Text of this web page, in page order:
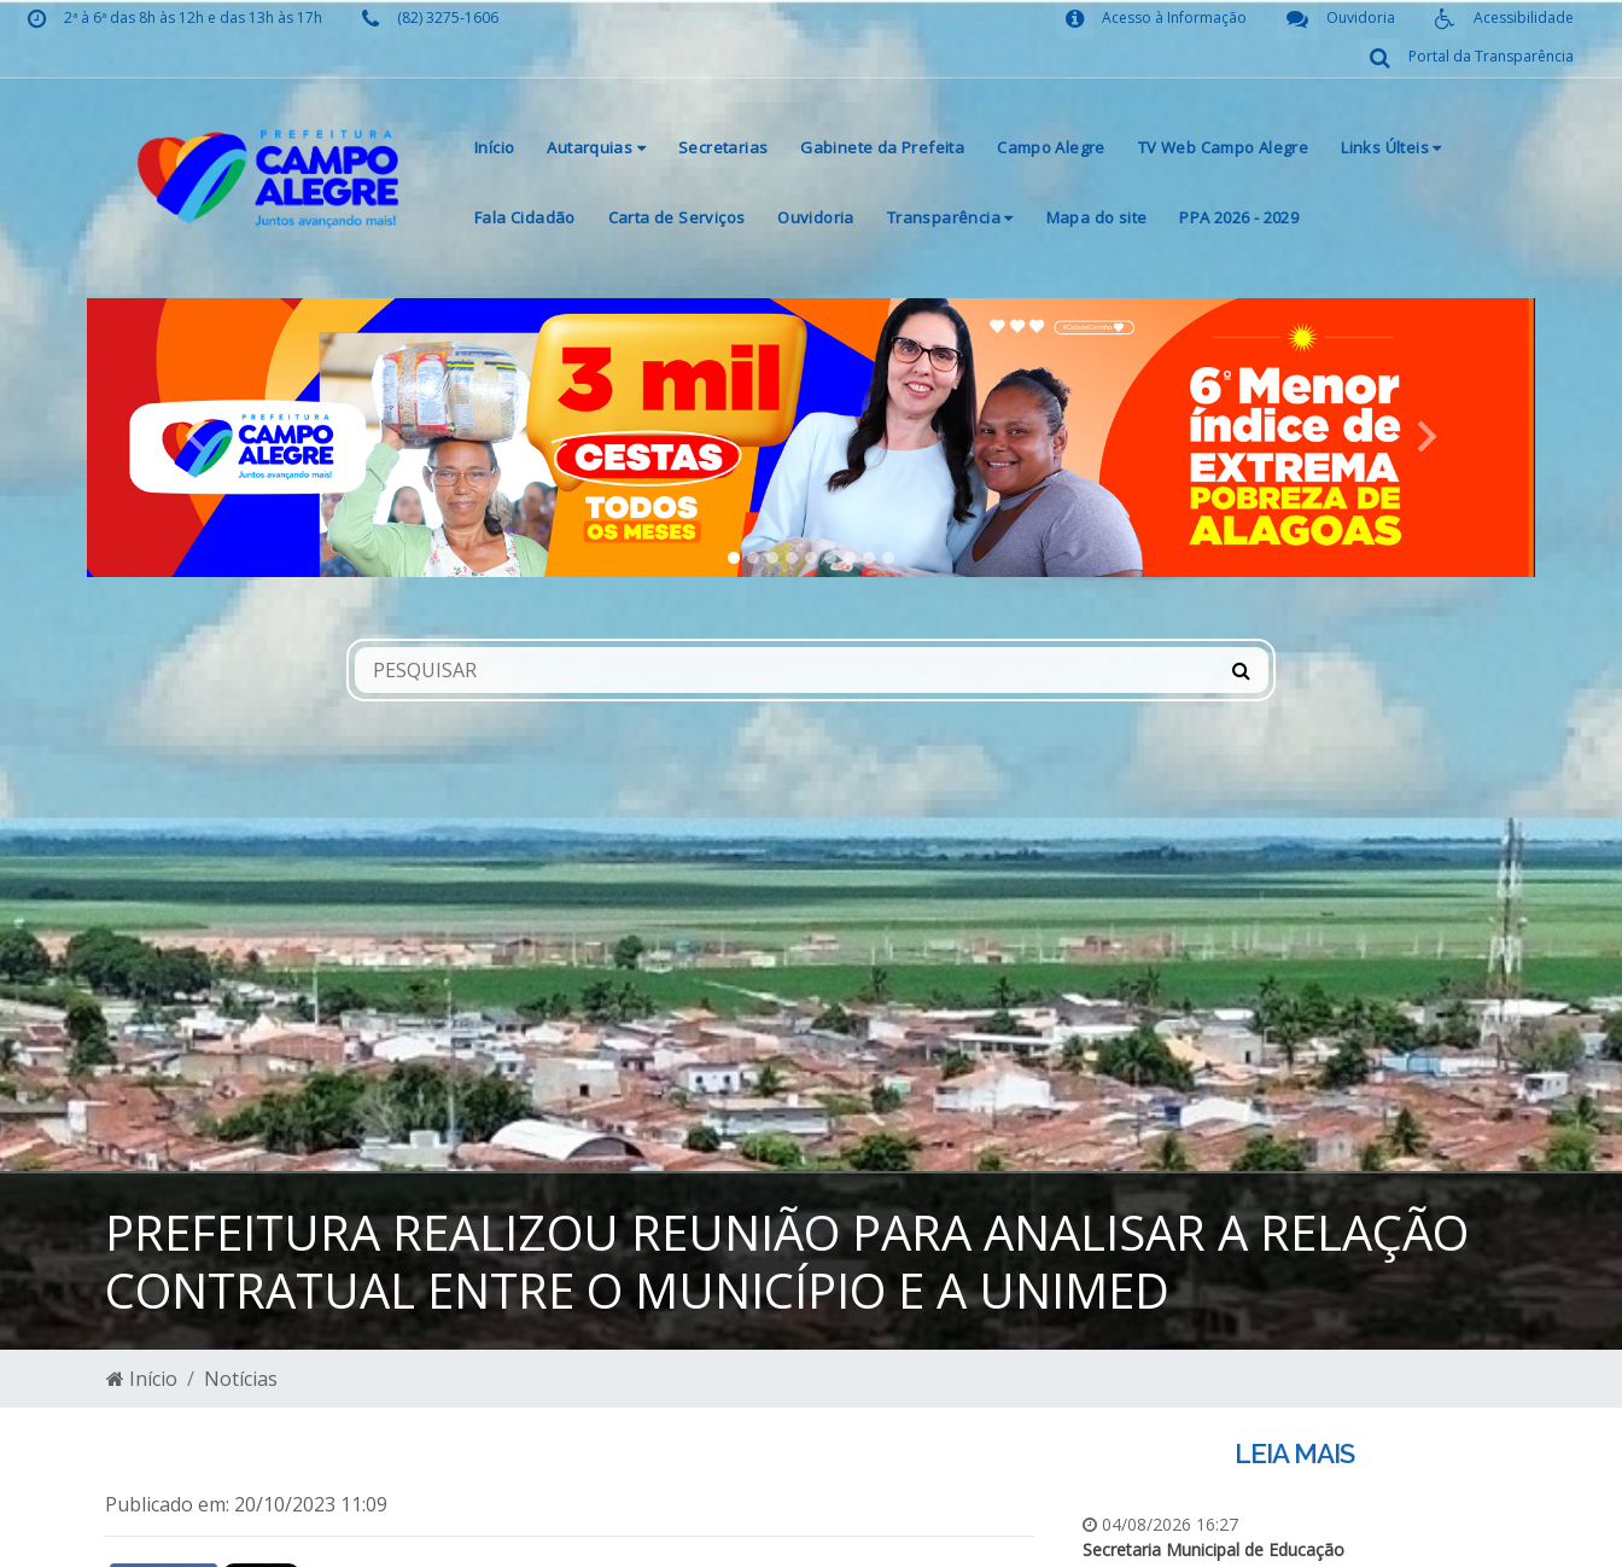
2ª à 6ª das 8h às 12h e das 13h às 17h (82) 3275-1606 Acessibilidade
Ouvidoria
Acesso à Informação
Portal da Transparência
Início Autarquias Secretarias Gabinete da Prefeita Campo Alegre TV Web Campo Alegre Links Últeis
Fala Cidadão Carta de Serviços Ouvidoria Transparência Mapa do site PPA 2026 - 2029
Previous Next
PREFEITURA REALIZOU REUNIÃO PARA ANALISAR A RELAÇÃO
CONTRATUAL ENTRE O MUNICÍPIO E A UNIMED
Início Notícias
Publicado em: 20/10/2023 11:09
LEIA MAIS
04/08/2026 16:27
Secretaria Municipal de Educação